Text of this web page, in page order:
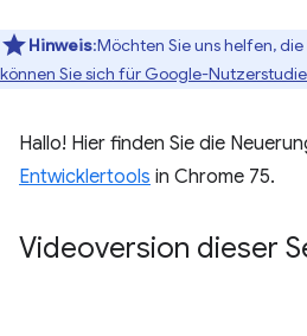
Hinweis:Möchten Sie uns helfen,
können Sie sich für Google-
Hallo! Hier finden Sie die
Entwicklertools in Chrome 75.
Videoversion dieser